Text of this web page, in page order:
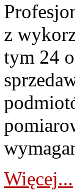
z
tym 24
Więcej...